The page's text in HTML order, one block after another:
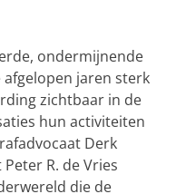
ondermijnende
jaren sterk
zichtbaar in de
hun activiteiten
Derk
R. de Vries
die de